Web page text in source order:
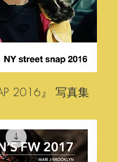
2016』 写真集